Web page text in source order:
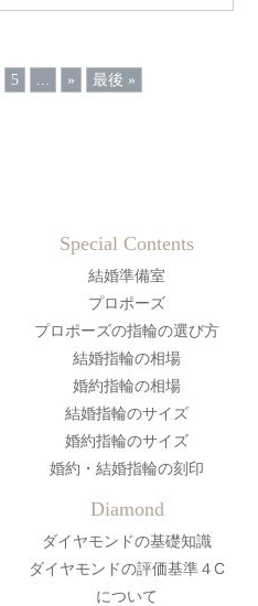
5 » 最後 »
Special Contents
結婚準備室
プロポーズ
プロポーズの指輪の選び方
結婚指輪の相場
婚約指輪の相場
結婚指輪のサイズ
婚約指輪のサイズ
婚約・結婚指輪の刻印
Diamond
ダイヤモンドの基礎知識
ダイヤモンドの評価基準４C
について